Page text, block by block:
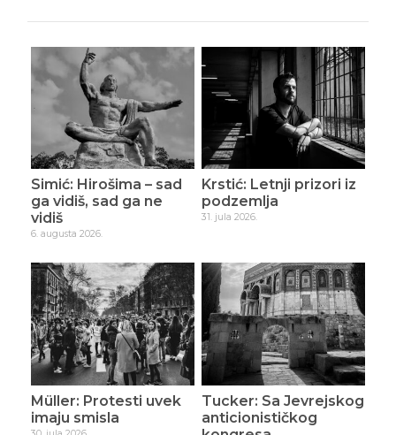
Simić: Hirošima – sad
ga vidiš, sad ga ne
vidiš
6. augusta 2026.
Krstić: Letnji prizori iz
podzemlja
31. jula 2026.
Müller: Protesti uvek
imaju smisla
Tucker: Sa Jevrejskog
anticionističkog